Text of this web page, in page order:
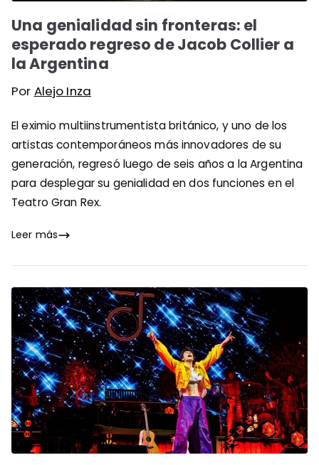
Una genialidad sin fronteras: el
esperado regreso de Jacob Collier a
la Argentina
Por Alejo Inza
El eximio multiinstrumentista británico, y uno de los
artistas contemporáneos más innovadores de su
generación, regresó luego de seis años a la Argentina
para desplegar su genialidad en dos funciones en el
Teatro Gran Rex.
Leer más